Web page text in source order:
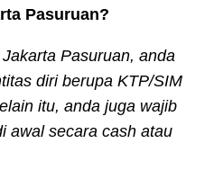
Pasuruan?
Pasuruan, anda
diri berupa KTP/SIM
itu, anda juga wajib
awal secara cash atau